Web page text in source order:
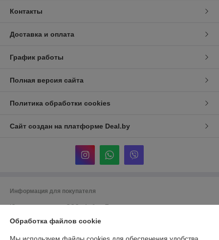
Контакты
Доставка и оплата
График работы
Полная версия сайта
Политика обработки cookies
Сайт создан на платформе Deal.by
Информация для покупателя
Юридическое лицо:ООО «АрбореТех»
Обработка файлов cookie